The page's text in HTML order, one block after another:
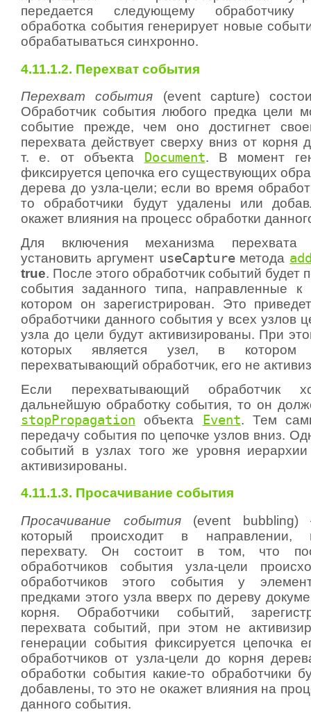
передается следующему
обработка события генерирует новые
обрабатываться синхронно.
4.11.1.2. Перехват события
Перехват события (event capture)
Обработчик события любого предка цели
событие прежде, чем оно достигнет
перехвата действует сверху вниз от корня
т. е. от объекта
Document. В момент
фиксируется цепочка его существующих
дерева до узла-цели; если во время
то обработчики будут удалены или
окажет влияния на процесс обработки
Для включения механизма перехвата
установить аргумент useCaptureметода
true. После этого обработчик событий будет
события заданного типа, направленные к
котором он зарегистрирован. Это
обработчики данного события у всех узлов
узла до цели будут активизированы. При
которых является узел, в котором
перехватывающий обработчик, его не
Если перехватывающий обработчик
дальнейшую обработку события, то он
stopPropagation объекта Event. Тем
передачу события по цепочке узлов вниз.
событий в узлах того же уровня
активизированы.
4.11.1.3. Просачивание события
Просачивание события(event bubbling)
который происходит в направлении,
перехвату. Он состоит в том, что
обработчиков события узла-цели
обработчиков этого события у
предками этого узла вверх по дереву
корня. Обработчики событий,
перехвата событий, при этом не
генерации события фиксируется цепочка
обработчиков от узла-цели до корня
обработки события какие-то обработчики
добавлены, то это не окажет влияния на
данного события.